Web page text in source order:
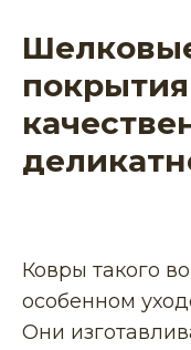
Ковры такого
особенном
Они